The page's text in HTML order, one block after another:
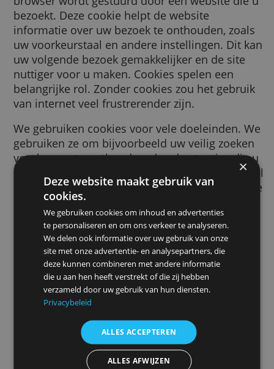
Een cookie is een klein stukje tekst dat naar
browser wordt gestuurd door een website
bezoekt. Deze cookie helpt de website
informatie over uw bezoek te onthouden,
uw voorkeurstaal en andere instellingen.
uw volgende bezoek gemakkelijker en de
belangrijke rol. Zonder cookies zou het
van internet veel frustrerender zijn.
We gebruiken cookies voor vele
gebruiken ze om bijvoorbeeld uw veilig
voorkeuren te onthouden, de advertenties
ziet relevanter voor u te maken, te tellen
bezoekers we op een pagina ontvangen,
helpen bij het aanmelden voor onze
om uw gegevens te beschermen, of om
advertentieinstellingenherinneren.
Advertenties personaliseren
Deze website maakt gebruik van
cookies.
We gebruiken cookies om inhoud en advertenties
te personaliseren en om ons verkeer te analyseren.
We delen ook informatie over uw gebruik van onze
site met onze advertentie- en analysepartners, die
deze kunnen combineren met andere informatie
die u aan hen heeft verstrekt of die zij hebben
verzameld door uw gebruik van hun diensten.